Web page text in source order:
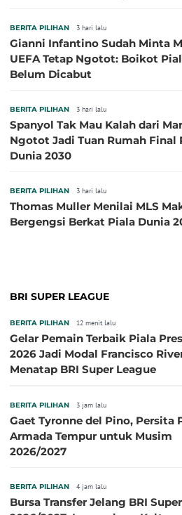
BERITA PILIHAN 3 hari lalu
Gianni Infantino Sudah Minta
UEFA Tetap Ngotot: Boikot
Belum Dicabut
BERITA PILIHAN 3 hari lalu
Spanyol Tak Mau Kalah dari
Ngotot Jadi Tuan Rumah Final
Dunia 2030
BERITA PILIHAN 3 hari lalu
Thomas Muller Menilai MLS
Bergengsi Berkat Piala Dunia
BRI SUPER LEAGUE
BERITA PILIHAN 12 menit lalu
Gelar Pemain Terbaik Piala
2026 Jadi Modal Francisco
Menatap BRI Super League
BERITA PILIHAN 3 jam lalu
Gaet Tyronne del Pino, Persita
Armada Tempur untuk Musim
2026/2027
BERITA PILIHAN 4 jam lalu
Bursa Transfer Jelang BRI